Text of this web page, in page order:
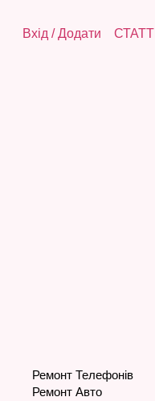
Вхід /Додати СТАТТІ
Ремонт Телефонів
Ремонт Авто